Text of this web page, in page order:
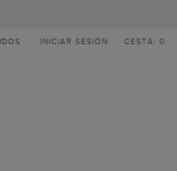
INICIAR SESIÓN CESTA: 0